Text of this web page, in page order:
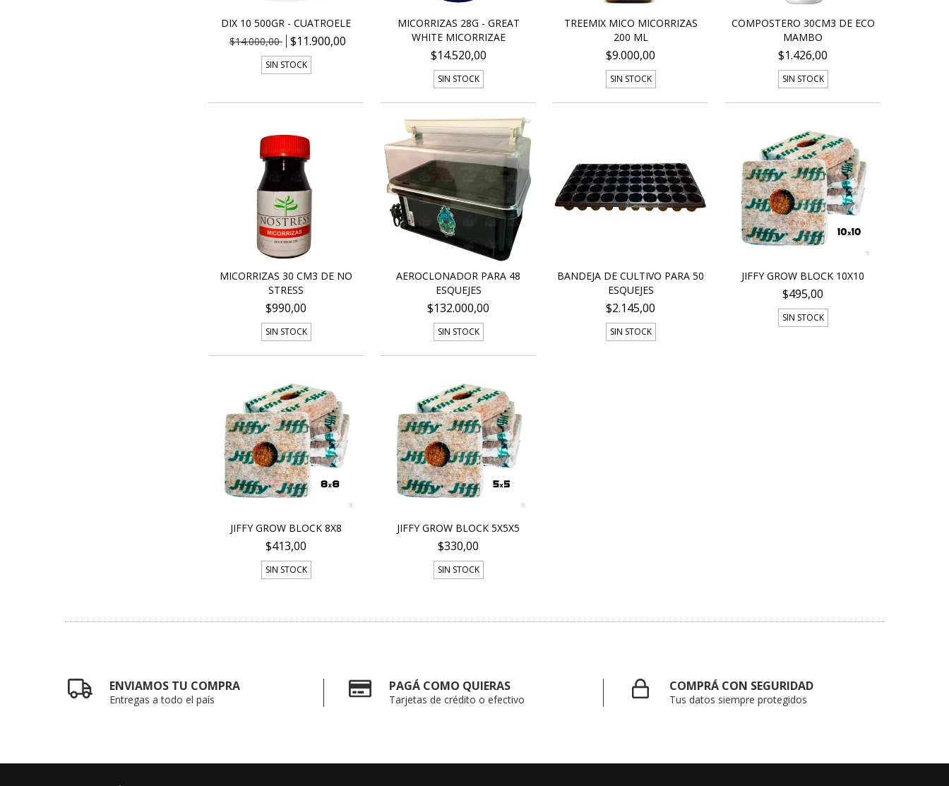
DIX 10 500GR - CUATROELE
$14.000,00 $11.900,00
SIN STOCK
MICORRIZAS 28G - GREAT
WHITE MICORRIZAE
$14.520,00
SIN STOCK
TREEMIX MICO MICORRIZAS
200 ML
$9.000,00
SIN STOCK
COMPOSTERO 30CM3 DE ECO
MAMBO
$1.426,00
SIN STOCK
MICORRIZAS 30 CM3 DE NO
STRESS
$990,00
SIN STOCK
AEROCLONADOR PARA 48
ESQUEJES
$132.000,00
SIN STOCK
BANDEJA DE CULTIVO PARA 50
ESQUEJES
$2.145,00
SIN STOCK
JIFFY GROW BLOCK 10X10
$495,00
SIN STOCK
JIFFY GROW BLOCK 8X8
$413,00
SIN STOCK
JIFFY GROW BLOCK 5X5X5
$330,00
SIN STOCK
ENVIAMOS TU COMPRA
Entregas a todo el país
PAGÁ COMO QUIERAS
Tarjetas de crédito o efectivo
COMPRÁ CON SEGURIDAD
Tus datos siempre protegidos